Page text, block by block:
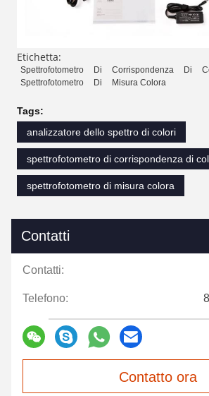
Etichetta:
Spettrofotometro Di Corrispondenza Di
Spettrofotometro
Di Misura Colora
Tags:
analizzatore dello spettro di colori
spettrofotometro di corrispondenza di
spettrofotometro di misura colora
Contatti
Contatti:
Telefono:
Contatto ora